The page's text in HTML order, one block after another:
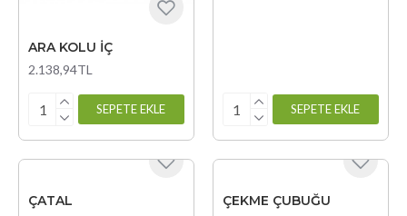
ARA KOLU İÇ
2.138,94TL
SEPETE EKLE SEPETE EKLE
ÇATAL ÇEKME ÇUBUĞU